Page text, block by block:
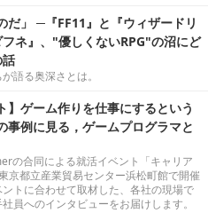
だ」 ─『FF11』と『ウィザードリ
ネ』、"優しくないRPG"の沼にど
話
語る奥深さとは。
】ゲーム作りを仕事にするという
事例に見る，ゲームプログラマと
の合同による就活イベント「キャリア
京都立産業貿易センター浜松町館で開催
トに合わせて取材した、各社の現場で
員へのインタビューをお届けします。